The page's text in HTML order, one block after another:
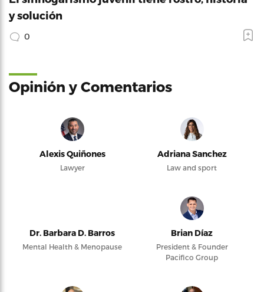
y solución
0
Opinión y Comentarios
Alexis Quiñones
Lawyer
Adriana Sanchez
Law and sport
Dr. Barbara D. Barros
Mental Health & Menopause
Brian Díaz
President & Founder
Pacifico Group